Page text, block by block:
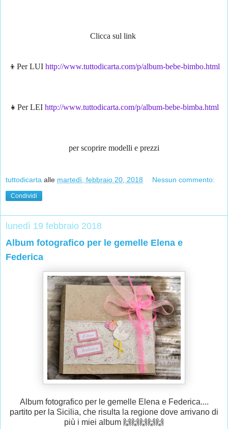
Clicca sul link
👦Per LUI http://www.tuttodicarta.com/p/album-bebe-bimbo.html
👧Per LEI http://www.tuttodicarta.com/p/album-bebe-bimba.html
per scoprire modelli e prezzi
tuttodicarta alle martedì, febbraio 20, 2018 Nessun commento:
Condividi
lunedì 19 febbraio 2018
Album fotografico per le gemelle Elena e
Federica
Album fotografico per le gemelle Elena e Federica....
partito per la Sicilia, che risulta la regione dove arrivano di
più i miei album 🙌🙌🙌🙌🙌